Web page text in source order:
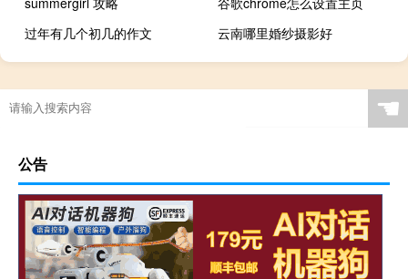
过年有几个初几的作文
云南哪里婚纱摄影好
☚
公告